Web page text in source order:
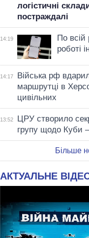
логістичні
постраждалі
14:19
По всій
роботі
14:17
Війська рф
маршрутці в
цивільних
13:52
ЦРУ створило
групу щодо Куби
Більше
АКТУАЛЬНЕ